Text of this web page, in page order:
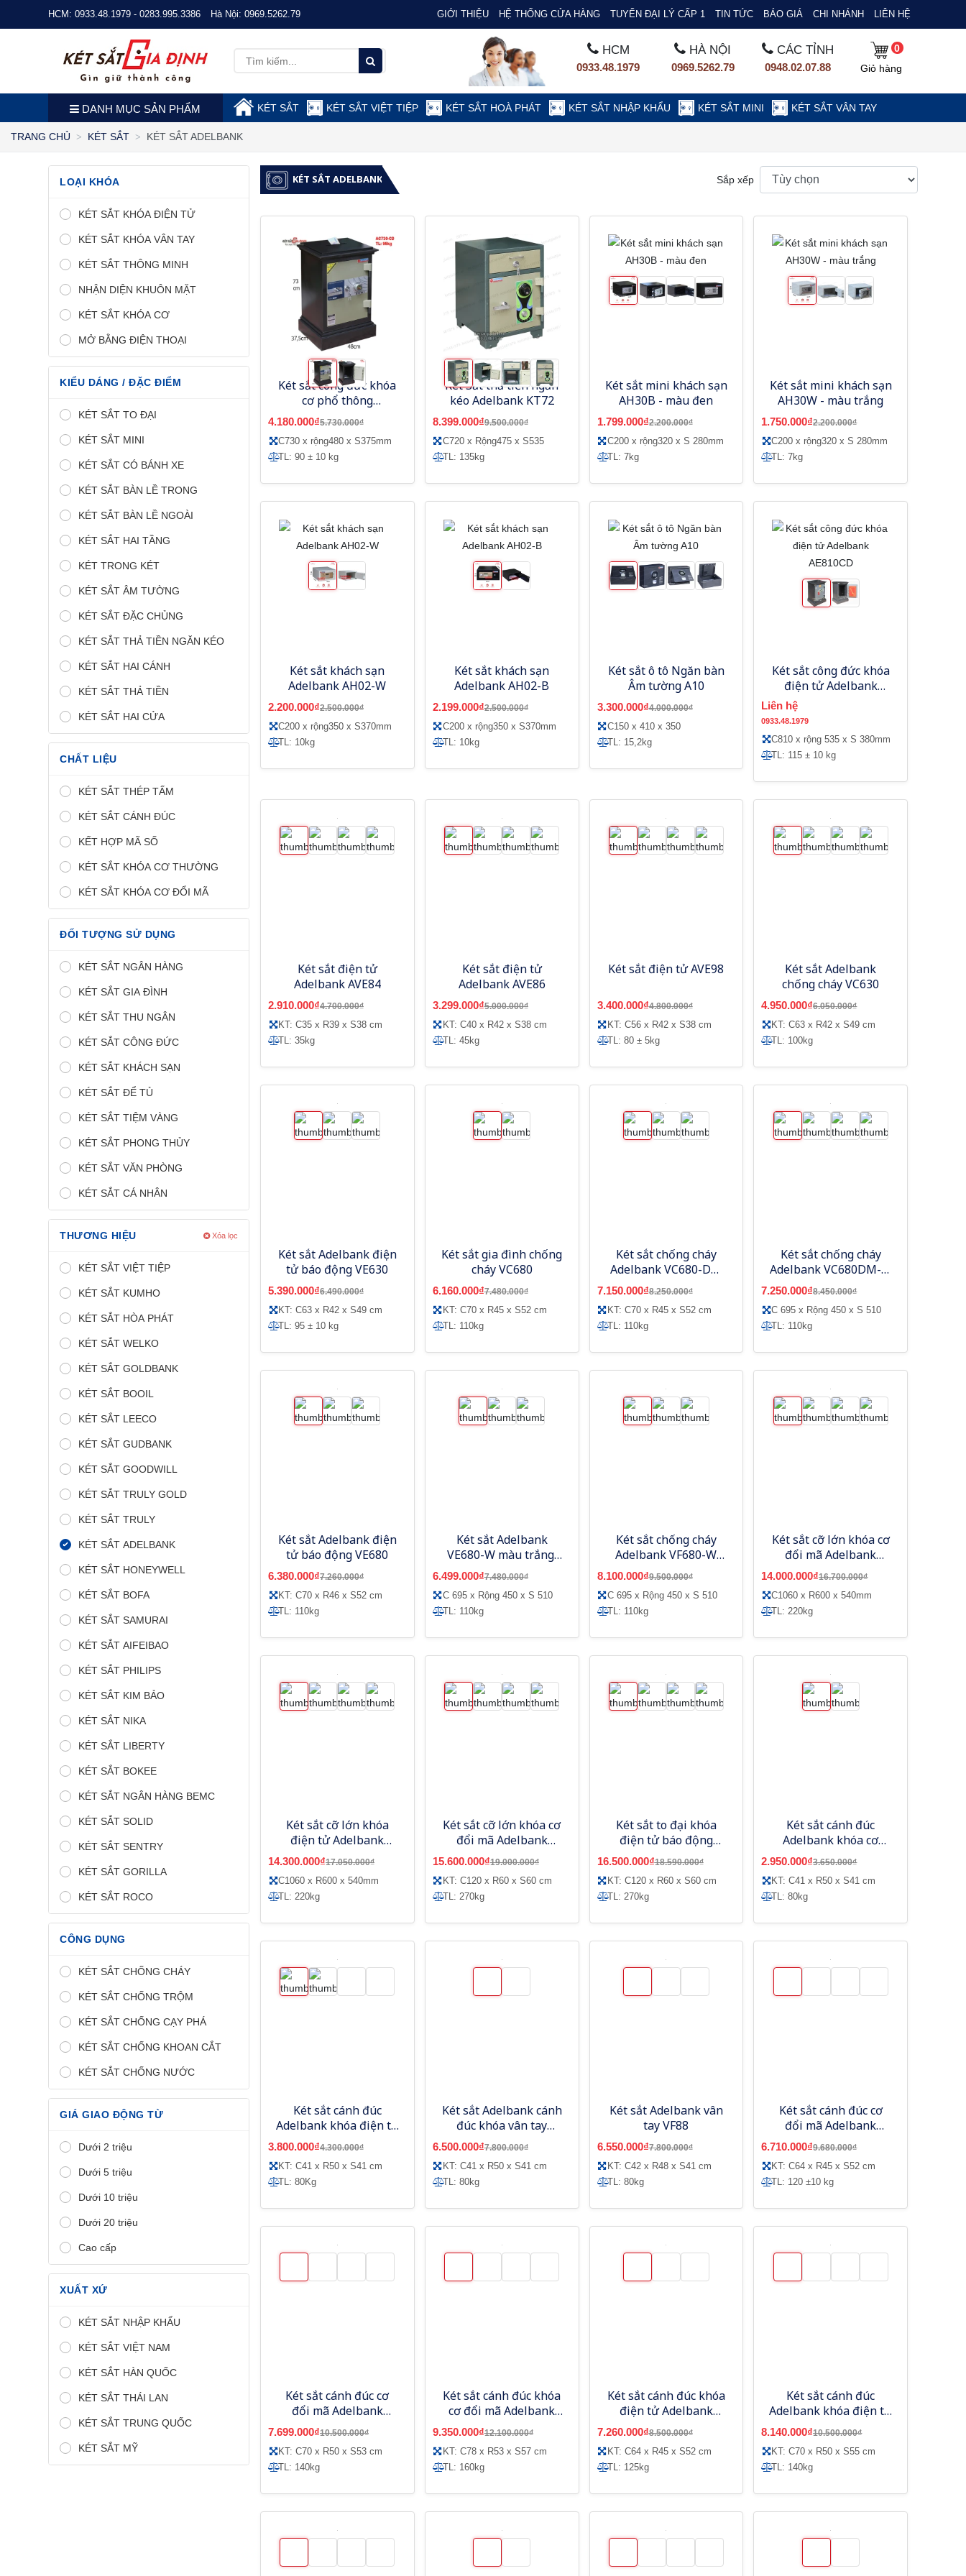
HCM: 0933.48.1979 - 0283.995.3386 Hà Nội: 0969.5262.79 GIỚI THIỆU HỆ THỐNG CỬA HÀNG TUYỂN ĐẠI LÝ CẤP 1 TIN TỨC BÁO GIÁ CHI NHÁNH LIÊN HỆ
HCM
0933.48.1979
HÀ NỘI
0969.5262.79
CÁC TỈNH
0948.02.07.88
0
Giỏ hàng
DANH MỤC SẢN PHẨM KÉT SẮT KÉT SẮT VIỆT TIỆP KÉT SẮT HOÀ PHÁT KÉT SẮT NHẬP KHẨU KÉT SẮT MINI KÉT SẮT VÂN TAY
TRANG CHỦ KÉT SẮT KÉT SẮT ADELBANK
LOẠI KHÓA
KÉT SẮT KHÓA ĐIỆN TỬ
KÉT SẮT KHÓA VÂN TAY
KÉT SẮT THÔNG MINH
NHẬN DIỆN KHUÔN MẶT
KÉT SẮT KHÓA CƠ
MỞ BẰNG ĐIỆN THOẠI
KIỂU DÁNG / ĐẶC ĐIỂM
KÉT SẮT TO ĐẠI
KÉT SẮT MINI
KÉT SẮT CÓ BÁNH XE
KÉT SẮT BÀN LỀ TRONG
KÉT SẮT BÀN LỀ NGOÀI
KÉT SẮT HAI TẦNG
KÉT TRONG KÉT
KÉT SẮT ÂM TƯỜNG
KÉT SẮT ĐẶC CHỦNG
KÉT SẮT THẢ TIỀN NGĂN KÉO
KÉT SẮT HAI CÁNH
KÉT SẮT THẢ TIỀN
KÉT SẮT HAI CỬA
CHẤT LIỆU
KÉT SẮT THÉP TẤM
KÉT SẮT CÁNH ĐÚC
KẾT HỢP MÃ SỐ
KÉT SẮT KHÓA CƠ THƯỜNG
KÉT SẮT KHÓA CƠ ĐỔI MÃ
ĐỐI TƯỢNG SỬ DỤNG
KÉT SẮT NGÂN HÀNG
KÉT SẮT GIA ĐÌNH
KÉT SẮT THU NGÂN
KÉT SẮT CÔNG ĐỨC
KÉT SẮT KHÁCH SẠN
KÉT SẮT ĐỂ TỦ
KÉT SẮT TIỆM VÀNG
KÉT SẮT PHONG THỦY
KÉT SẮT VĂN PHÒNG
KÉT SẮT CÁ NHÂN
THƯƠNG HIỆU Xóa lọc
KÉT SẮT VIỆT TIỆP
KÉT SẮT KUMHO
KÉT SẮT HÒA PHÁT
KÉT SẮT WELKO
KÉT SẮT GOLDBANK
KÉT SẮT BOOIL
KÉT SẮT LEECO
KÉT SẮT GUDBANK
KÉT SẮT GOODWILL
KÉT SẮT TRULY GOLD
KÉT SẮT TRULY
KÉT SẮT ADELBANK
KÉT SẮT HONEYWELL
KÉT SẮT BOFA
KÉT SẮT SAMURAI
KÉT SẮT AIFEIBAO
KÉT SẮT PHILIPS
KÉT SẮT KIM BẢO
KÉT SẮT NIKA
KÉT SẮT LIBERTY
KÉT SẮT BOKEE
KÉT SẮT NGÂN HÀNG BEMC
KÉT SẮT SOLID
KÉT SẮT SENTRY
KÉT SẮT GORILLA
KÉT SẮT ROCO
CÔNG DỤNG
KÉT SẮT CHỐNG CHÁY
KÉT SẮT CHỐNG TRỘM
KÉT SẮT CHỐNG CẠY PHÁ
KÉT SẮT CHỐNG KHOAN CẮT
KÉT SẮT CHỐNG NƯỚC
GIÁ GIAO ĐỘNG TỪ
Dưới 2 triệu
Dưới 5 triệu
Dưới 10 triệu
Dưới 20 triệu
Cao cấp
XUẤT XỨ
KÉT SẮT NHẬP KHẨU
KÉT SẮT VIỆT NAM
KÉT SẮT HÀN QUỐC
KÉT SẮT THÁI LAN
KÉT SẮT TRUNG QUỐC
KÉT SẮT MỸ
KÉT SẮT ADELBANK Sắp xếp
Két sắt công đức khóa
cơ phổ thông
Adelbank AC730CD
4.180.000₫5.730.000₫
C730 x rộng480 x S375mm
TL: 90 ± 10 kg
Két Sắt thả tiền ngăn
kéo Adelbank KT72
8.399.000₫9.500.000₫
C720 x Rộng475 x S535
TL: 135kg
Két sắt mini khách sạn
AH30B - màu đen
1.799.000₫2.200.000₫
C200 x rộng320 x S 280mm
TL: 7kg
Két sắt mini khách sạn
AH30W - màu trắng
1.750.000₫2.200.000₫
C200 x rộng320 x S 280mm
TL: 7kg
Két sắt khách sạn
Adelbank AH02-W
2.200.000₫2.500.000₫
C200 x rộng350 x S370mm
TL: 10kg
Két sắt khách sạn
Adelbank AH02-B
2.199.000₫2.500.000₫
C200 x rộng350 x S370mm
TL: 10kg
Két sắt ô tô Ngăn bàn
Âm tường A10
3.300.000₫4.000.000₫
C150 x 410 x 350
TL: 15,2kg
Két sắt công đức khóa
điện tử Adelbank
Liên hệ
0933.48.1979
C810 x rộng 535 x S 380mm
TL: 115 ± 10 kg
Két sắt điện tử
Adelbank AVE84
2.910.000₫4.700.000₫
KT: C35 x R39 x S38 cm
TL: 35kg
Két sắt điện tử
Adelbank AVE86
3.299.000₫5.000.000₫
KT: C40 x R42 x S38 cm
TL: 45kg
Két sắt điện tử AVE98
3.400.000₫4.800.000₫
KT: C56 x R42 x S38 cm
TL: 80 ± 5kg
Két sắt Adelbank
chống cháy VC630
4.950.000₫6.050.000₫
KT: C63 x R42 x S49 cm
TL: 100kg
Két sắt Adelbank điện
tử báo động VE630
5.390.000₫6.490.000₫
KT: C63 x R42 x S49 cm
TL: 95 ± 10 kg
Két sắt gia đình chống
cháy VC680
6.160.000₫7.480.000₫
KT: C70 x R45 x S52 cm
TL: 110kg
Két sắt chống cháy
Adelbank VC680-DM
cơ đổi mã
7.150.000₫8.250.000₫
KT: C70 x R45 x S52 cm
TL: 110kg
Két sắt chống cháy
Adelbank VC680DM-W
màu trắng, cơ đổi mã
7.250.000₫8.450.000₫
C 695 x Rộng 450 x S 510
TL: 110kg
Két sắt Adelbank điện
tử báo động VE680
6.380.000₫7.260.000₫
KT: C70 x R46 x S52 cm
TL: 110kg
Két sắt Adelbank
VE680-W màu trắng,
khóa điện tử
6.499.000₫7.480.000₫
C 695 x Rộng 450 x S 510
TL: 110kg
Két sắt chống cháy
Adelbank VF680-W
màu trắng, vân tay
điện tử
8.100.000₫9.500.000₫
C 695 x Rộng 450 x S 510
TL: 110kg
Két sắt cỡ lớn khóa cơ
đổi mã Adelbank
VC1100
14.000.000₫16.700.000₫
C1060 x R600 x 540mm
TL: 220kg
Két sắt cỡ lớn khóa
điện tử Adelbank
VE1100
14.300.000₫17.050.000₫
C1060 x R600 x 540mm
TL: 220kg
Két sắt cỡ lớn khóa cơ
đổi mã Adelbank
VC1200
15.600.000₫19.000.000₫
KT: C120 x R60 x S60 cm
TL: 270kg
Két sắt to đại khóa
điện tử báo động
VE1200
16.500.000₫18.590.000₫
KT: C120 x R60 x S60 cm
TL: 270kg
Két sắt cánh đúc
Adelbank khóa cơ
SVC89
2.950.000₫3.650.000₫
KT: C41 x R50 x S41 cm
TL: 80kg
Két sắt cánh đúc
Adelbank khóa điện tử
SVE89
3.800.000₫4.300.000₫
KT: C41 x R50 x S41 cm
TL: 80Kg
Két sắt Adelbank cánh
đúc khóa vân tay
SVF89
6.500.000₫7.800.000₫
KT: C41 x R50 x S41 cm
TL: 80kg
Két sắt Adelbank vân
tay VF88
6.550.000₫7.800.000₫
KT: C42 x R48 x S41 cm
TL: 80kg
Két sắt cánh đúc cơ
đổi mã Adelbank
SV600-LC
6.710.000₫9.680.000₫
KT: C64 x R45 x S52 cm
TL: 120 ±10 kg
Két sắt cánh đúc cơ
đổi mã Adelbank
SV800-LC
7.699.000₫10.500.000₫
KT: C70 x R50 x S53 cm
TL: 140kg
Két sắt cánh đúc khóa
cơ đổi mã Adelbank
SV900LC
9.350.000₫12.100.000₫
KT: C78 x R53 x S57 cm
TL: 160kg
Két sắt cánh đúc khóa
điện tử Adelbank
SVE600
7.260.000₫8.500.000₫
KT: C64 x R45 x S52 cm
TL: 125kg
Két sắt cánh đúc
Adelbank khóa điện tử
SVE800
8.140.000₫10.500.000₫
KT: C70 x R50 x S55 cm
TL: 140kg